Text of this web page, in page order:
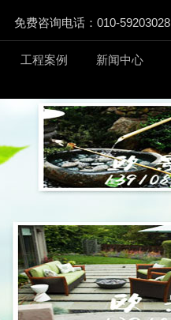
免费咨询电话：010-59203028
工程案例 新闻中心